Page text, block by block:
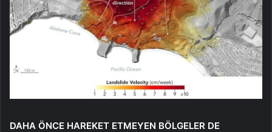
DAHA ÖNCE HAREKET ETMEYEN BÖLGELER DE